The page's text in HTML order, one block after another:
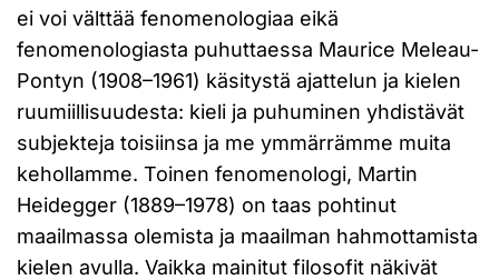
ei voi välttää fenomenologiaa eikä
fenomenologiasta puhuttaessa Maurice Meleau-
Pontyn (1908–1961) käsitystä ajattelun ja kielen
ruumiillisuudesta: kieli ja puhuminen yhdistävät
subjekteja toisiinsa ja me ymmärrämme muita
kehollamme. Toinen fenomenologi, Martin
Heidegger (1889–1978) on taas pohtinut
maailmassa olemista ja maailman hahmottamista
kielen avulla. Vaikka mainitut filosofit näkivät